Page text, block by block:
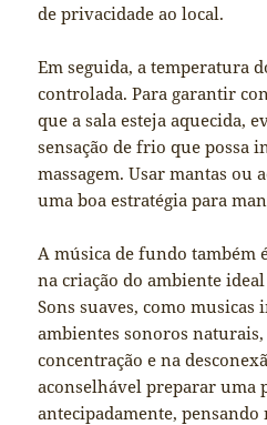
de privacidade ao local.
Em seguida, a temperatura
controlada. Para garantir
que a sala esteja aquecida,
sensação de frio que possa
massagem. Usar mantas ou
uma boa estratégia para
A música de fundo também
na criação do ambiente
Sons suaves, como
ambientes sonoros
concentração e na
aconselhável preparar uma
antecipadamente,